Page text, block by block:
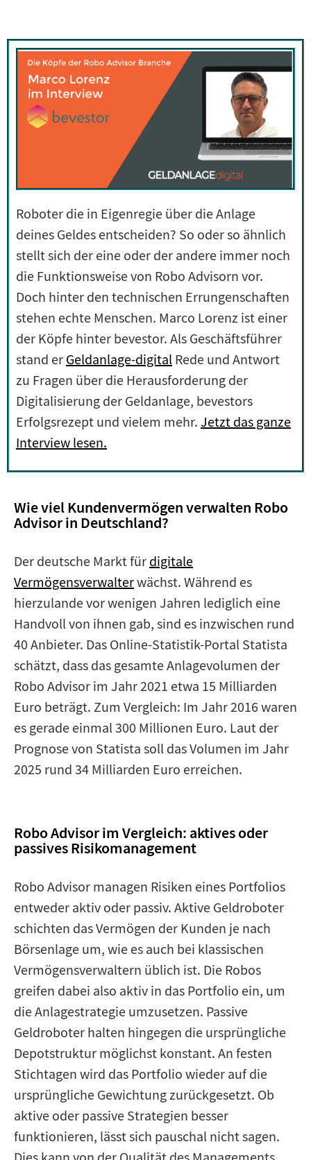
Roboter die in Eigenregie über die Anlage
deines Geldes entscheiden? So oder so ähnlich
stellt sich der eine oder der andere immer noch
die Funktionsweise von Robo Advisorn vor.
Doch hinter den technischen Errungenschaften
stehen echte Menschen. Marco Lorenz ist einer
der Köpfe hinter bevestor. Als Geschäftsführer
stand er Geldanlage-digital Rede und Antwort
zu Fragen über die Herausforderung der
Digitalisierung der Geldanlage, bevestors
Erfolgsrezept und vielem mehr. Jetzt das ganze
Interview lesen.
Wie viel Kundenvermögen verwalten Robo
Advisor in Deutschland?
Der deutsche Markt für digitale
Vermögensverwalterwächst. Während es
hierzulande vor wenigen Jahren lediglich eine
Handvoll von ihnen gab, sind es inzwischen rund
40 Anbieter. Das Online-Statistik-Portal Statista
schätzt, dass das gesamte Anlagevolumen der
Robo Advisor im Jahr 2021 etwa 15 Milliarden
Euro beträgt. Zum Vergleich: Im Jahr 2016 waren
es gerade einmal 300 Millionen Euro. Laut der
Prognose von Statista soll das Volumen im Jahr
2025 rund 34 Milliarden Euro erreichen.
Robo Advisor im Vergleich: aktives oder
passives Risikomanagement
Robo Advisor managen Risiken eines Portfolios
entweder aktiv oder passiv. Aktive Geldroboter
schichten das Vermögen der Kunden je nach
Börsenlage um, wie es auch bei klassischen
Vermögensverwaltern üblich ist. Die Robos
greifen dabei also aktiv in das Portfolio ein, um
die Anlagestrategie umzusetzen. Passive
Geldroboter halten hingegen die ursprüngliche
Depotstruktur möglichst konstant. An festen
Stichtagen wird das Portfolio wieder auf die
ursprüngliche Gewichtung zurückgesetzt. Ob
aktive oder passive Strategien besser
funktionieren, lässt sich pauschal nicht sagen.